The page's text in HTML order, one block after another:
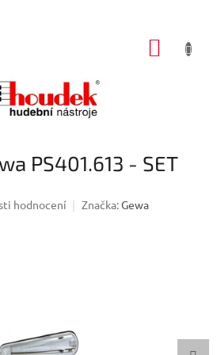
PS401.613 - SET
hodnocení Značka:Gewa